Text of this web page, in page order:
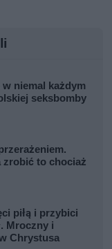
niemal każdym
seksbomby
zrobić to chociaż
piłą i przybici
Mroczny i
Chrystusa